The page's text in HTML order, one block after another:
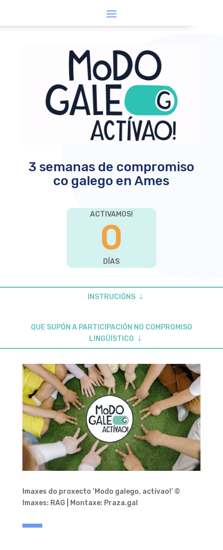
3 semanas de compromiso
co galego en Ames
ACTIVAMOS!
0
DÍAS
INSTRUCIÓNS
QUE SUPÓN A PARTICIPACIÓN NO COMPROMISO
LINGÜÍSTICO
Imaxes do proxecto ‘Modo galego, actívao!’ ©
Imaxes: RAG | Montaxe: Praza.gal